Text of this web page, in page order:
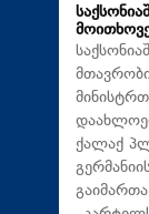
ქალაქ